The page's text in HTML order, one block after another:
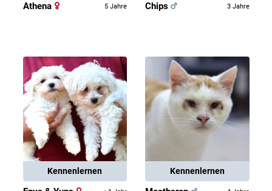
Athena 5 Jahre Chips 3 Jahre
Kennenlernen Kennenlernen